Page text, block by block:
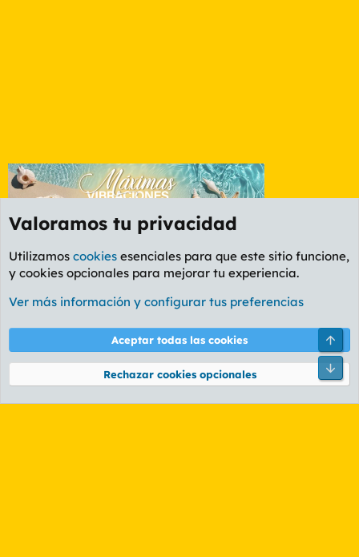
Etiquetas
Cookies
PL OLDSTYLE AMARILLO
Términos y reglas Política de privacidad Ayuda
Community platform by XenForo® © 2010-2026 XenForo Ltd.
Valoramos tu privacidad
Utilizamos cookies esenciales para que este sitio funcione,
y cookies opcionales para mejorar tu experiencia.
Ver más información y configurar tus preferencias
Aceptar todas las cookies
Rechazar cookies opcionales
Pie